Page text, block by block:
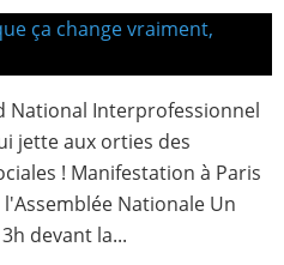
National Interprofessionnel
jette aux orties des
! Manifestation à Paris
Nationale Un
devant la...